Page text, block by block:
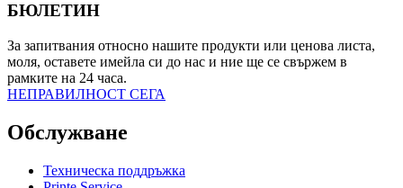
БЮЛЕТИН
За запитвания относно нашите продукти или ценова листа,
моля, оставете имейла си до нас и ние ще се свържем в
рамките на 24 часа.
НЕПРАВИЛНОСТ СЕГА
Обслужване
Техническа поддръжка